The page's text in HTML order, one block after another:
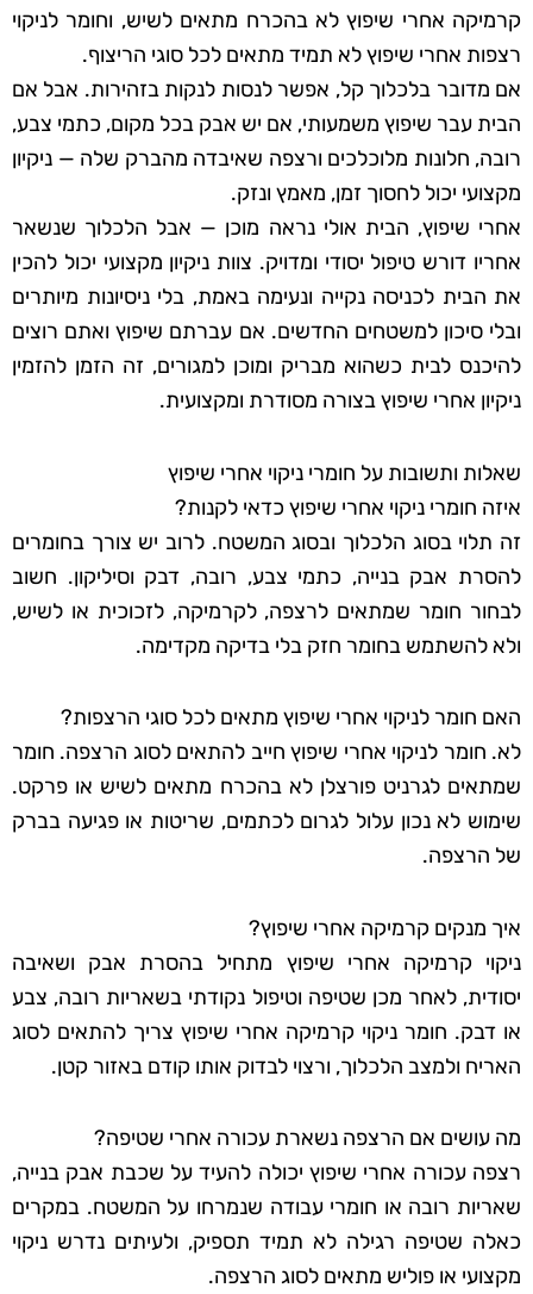
קרמיקה אחרי שיפוץ לא בהכרח מתאים לשיש, וחומר לניקוי
רצפות אחרי שיפוץ לא תמיד מתאים לכל סוגי הריצוף.
אם מדובר בלכלוך קל, אפשר לנסות לנקות בזהירות. אבל אם
הבית עבר שיפוץ משמעותי, אם יש אבק בכל מקום, כתמי צבע,
רובה, חלונות מלוכלכים ורצפה שאיבדה מהברק שלה — ניקיון
מקצועי יכול לחסוך זמן, מאמץ ונזק.
אחרי שיפוץ, הבית אולי נראה מוכן — אבל הלכלוך שנשאר
אחריו דורש טיפול יסודי ומדויק. צוות ניקיון מקצועי יכול להכין
את הבית לכניסה נקייה ונעימה באמת, בלי ניסיונות מיותרים
ובלי סיכון למשטחים החדשים. אם עברתם שיפוץ ואתם רוצים
להיכנס לבית כשהוא מבריק ומוכן למגורים, זה הזמן להזמין
ניקיון אחרי שיפוץ בצורה מסודרת ומקצועית.
שאלות ותשובות על חומרי ניקוי אחרי שיפוץ
איזה חומרי ניקוי אחרי שיפוץ כדאי לקנות?
זה תלוי בסוג הלכלוך ובסוג המשטח. לרוב יש צורך בחומרים
להסרת אבק בנייה, כתמי צבע, רובה, דבק וסיליקון. חשוב
לבחור חומר שמתאים לרצפה, לקרמיקה, לזכוכית או לשיש,
ולא להשתמש בחומר חזק בלי בדיקה מקדימה.
האם חומר לניקוי אחרי שיפוץ מתאים לכל סוגי הרצפות?
לא. חומר לניקוי אחרי שיפוץ חייב להתאים לסוג הרצפה. חומר
שמתאים לגרניט פורצלן לא בהכרח מתאים לשיש או פרקט.
שימוש לא נכון עלול לגרום לכתמים, שריטות או פגיעה בברק
של הרצפה.
איך מנקים קרמיקה אחרי שיפוץ?
ניקוי קרמיקה אחרי שיפוץ מתחיל בהסרת אבק ושאיבה
יסודית, לאחר מכן שטיפה וטיפול נקודתי בשאריות רובה, צבע
או דבק. חומר ניקוי קרמיקה אחרי שיפוץ צריך להתאים לסוג
האריח ולמצב הלכלוך, ורצוי לבדוק אותו קודם באזור קטן.
מה עושים אם הרצפה נשארת עכורה אחרי שטיפה?
רצפה עכורה אחרי שיפוץ יכולה להעיד על שכבת אבק בנייה,
שאריות רובה או חומרי עבודה שנמרחו על המשטח. במקרים
כאלה שטיפה רגילה לא תמיד תספיק, ולעיתים נדרש ניקוי
מקצועי או פוליש מתאים לסוג הרצפה.